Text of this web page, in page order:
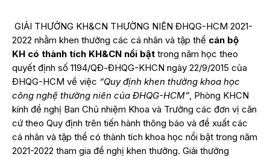
GIẢI THƯỞNG KH&CN THƯỜNG NIÊN ĐHQG-HCM 2021-
2022 nhằm khen thưởng các cá nhân và tập thể cán bộ
KH có thành tích KH&CN nổi bật trong năm học theo
quyết định số 1194/QĐ-ĐHQG-KHCN ngày 22/9/2015 của
ĐHQG-HCM về việc “Quy định khen thưởng khoa học
công nghệ thường niên của ĐHQG-HCM”, Phòng KHCN
kính đề nghị Ban Chủ nhiệm Khoa và Trưởng các đơn vị căn
cứ theo Quy định trên tiến hành thông báo và đề xuất các
cá nhân và tập thể có thành tích khoa học nổi bật trong năm
2021-2022 tham gia đề nghị khen thưởng. Giải thưởng